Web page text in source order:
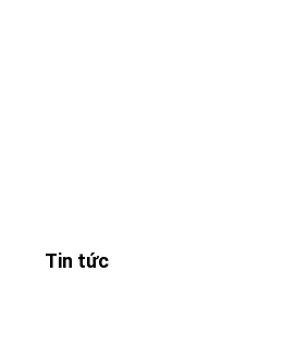
Tin tức